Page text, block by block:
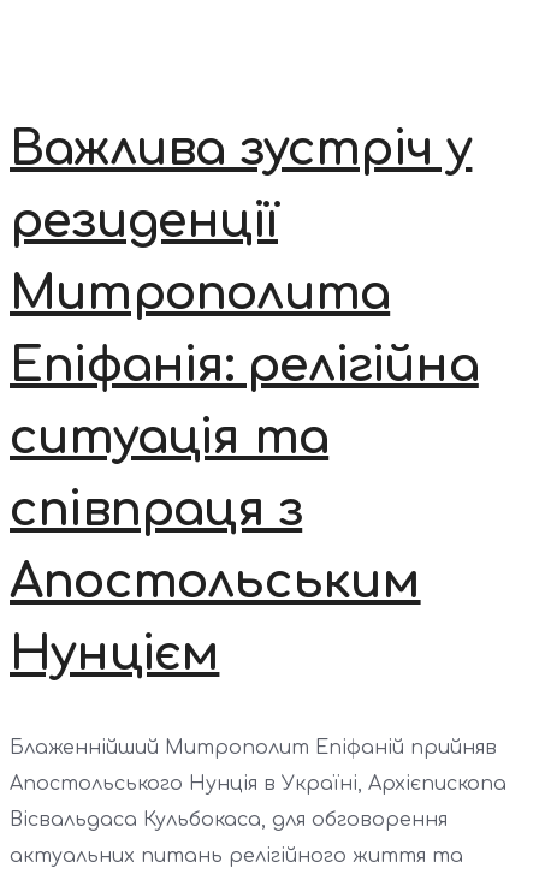
Важлива зустріч у
резиденції
Митрополита
Епіфанія: релігійна
ситуація та
співпраця з
Апостольським
Нунцієм
Блаженнійший Митрополит Епіфаній прийняв
Апостольського Нунція в Україні, Архієпископа
Вісвальдаса Кульбокаса, для обговорення
актуальних питань релігійного життя та